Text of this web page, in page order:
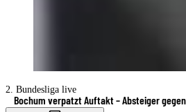
2. Bundesliga live
Bochum verpatzt Auftakt – Absteiger